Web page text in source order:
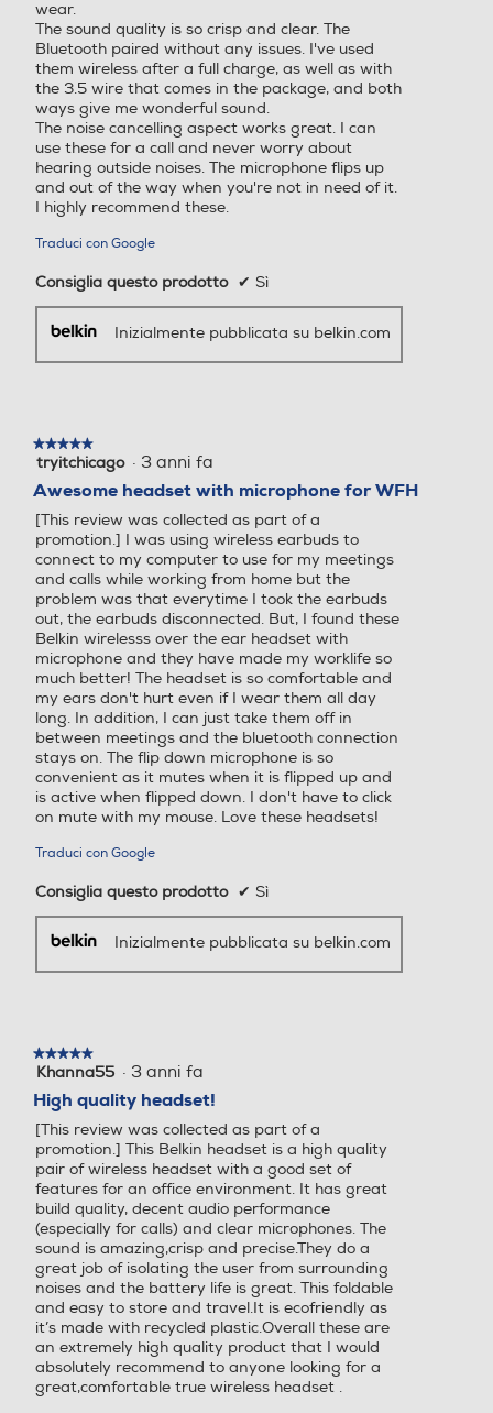
wear.
The sound quality is so crisp and clear. The
Bluetooth paired without any issues. I've used
them wireless after a full charge, as well as with
the 3.5 wire that comes in the package, and both
ways give me wonderful sound.
The noise cancelling aspect works great. I can
use these for a call and never worry about
hearing outside noises. The microphone flips up
and out of the way when you're not in need of it.
I highly recommend these.
Traduci con Google
Consiglia questo prodotto ✔ Sì
Inizialmente pubblicata su belkin.com
★★★★★
★★★★★
5
5
stelle.
tryitchicago · 3 anni fa
Awesome headset with microphone for WFH
[This review was collected as part of a
promotion.] I was using wireless earbuds to
connect to my computer to use for my meetings
and calls while working from home but the
problem was that everytime I took the earbuds
out, the earbuds disconnected. But, I found these
Belkin wirelesss over the ear headset with
microphone and they have made my worklife so
much better! The headset is so comfortable and
my ears don't hurt even if I wear them all day
long. In addition, I can just take them off in
between meetings and the bluetooth connection
stays on. The flip down microphone is so
convenient as it mutes when it is flipped up and
is active when flipped down. I don't have to click
on mute with my mouse. Love these headsets!
Traduci con Google
Consiglia questo prodotto ✔ Sì
Inizialmente pubblicata su belkin.com
★★★★★
★★★★★
5
5
stelle.
Khanna55 · 3 anni fa
High quality headset!
[This review was collected as part of a
promotion.] This Belkin headset is a high quality
pair of wireless headset with a good set of
features for an office environment. It has great
build quality, decent audio performance
(especially for calls) and clear microphones. The
sound is amazing,crisp and precise.They do a
great job of isolating the user from surrounding
noises and the battery life is great. This foldable
and easy to store and travel.It is ecofriendly as
it’s made with recycled plastic.Overall these are
an extremely high quality product that I would
absolutely recommend to anyone looking for a
great,comfortable true wireless headset .